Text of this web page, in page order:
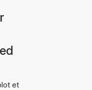
et